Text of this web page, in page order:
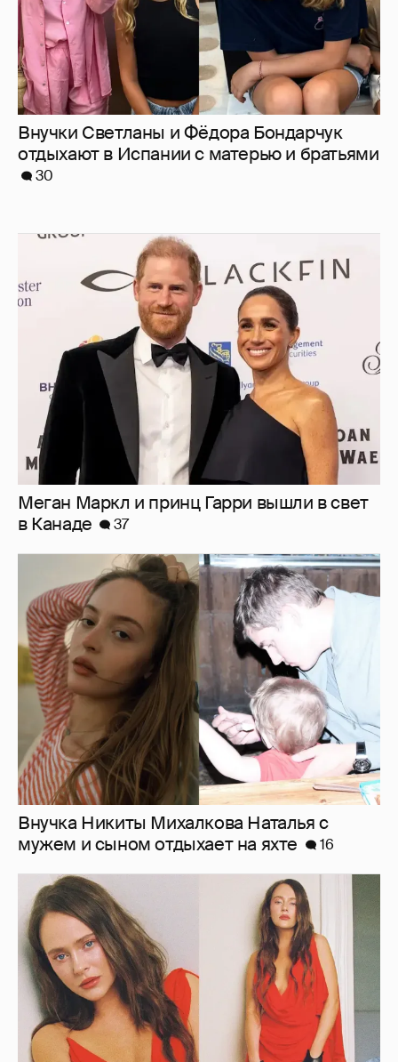
Меган Маркл и принц Гарри вышли в свет
в Канаде
Внучка Никиты Михалкова Наталья с
мужем и сыном отдыхает на яхте
"Лолита". Аглая Тарасова снялась в мини-
платье с декольте и чулках
39